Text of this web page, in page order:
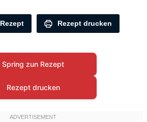
Rezept drucken
Spring zun Rezept
Rezept drucken